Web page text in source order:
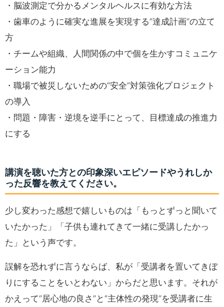
・脳波測定で分かるメンタルヘルスに有効な方法
・歯車のように確実な進展を実現する“達成計画”の立て
方
・チームや組織、人間関係の中で個を生かすコミュニケ
ーション能力
・職場で被災しないための“安全”対策強化プロジェクト
の導入
・問題・障害・逆境を逆手にとって、目標達成の推進力
にする
講演を聴いた方との印象深いエピソードやうれしか
った反響を教えてください。
少し変わった感想で嬉しいものは「もっとずっと聞いて
いたかった」「子供も連れてきて一緒に受講したかっ
た」という声です。
誤解を恐れずに言うならば、私が「受講者を置いてきぼ
りにすることをいとわない」からだと思います。それが
かえって“居心地の良さ”と“主体性の発現”を受講者に生